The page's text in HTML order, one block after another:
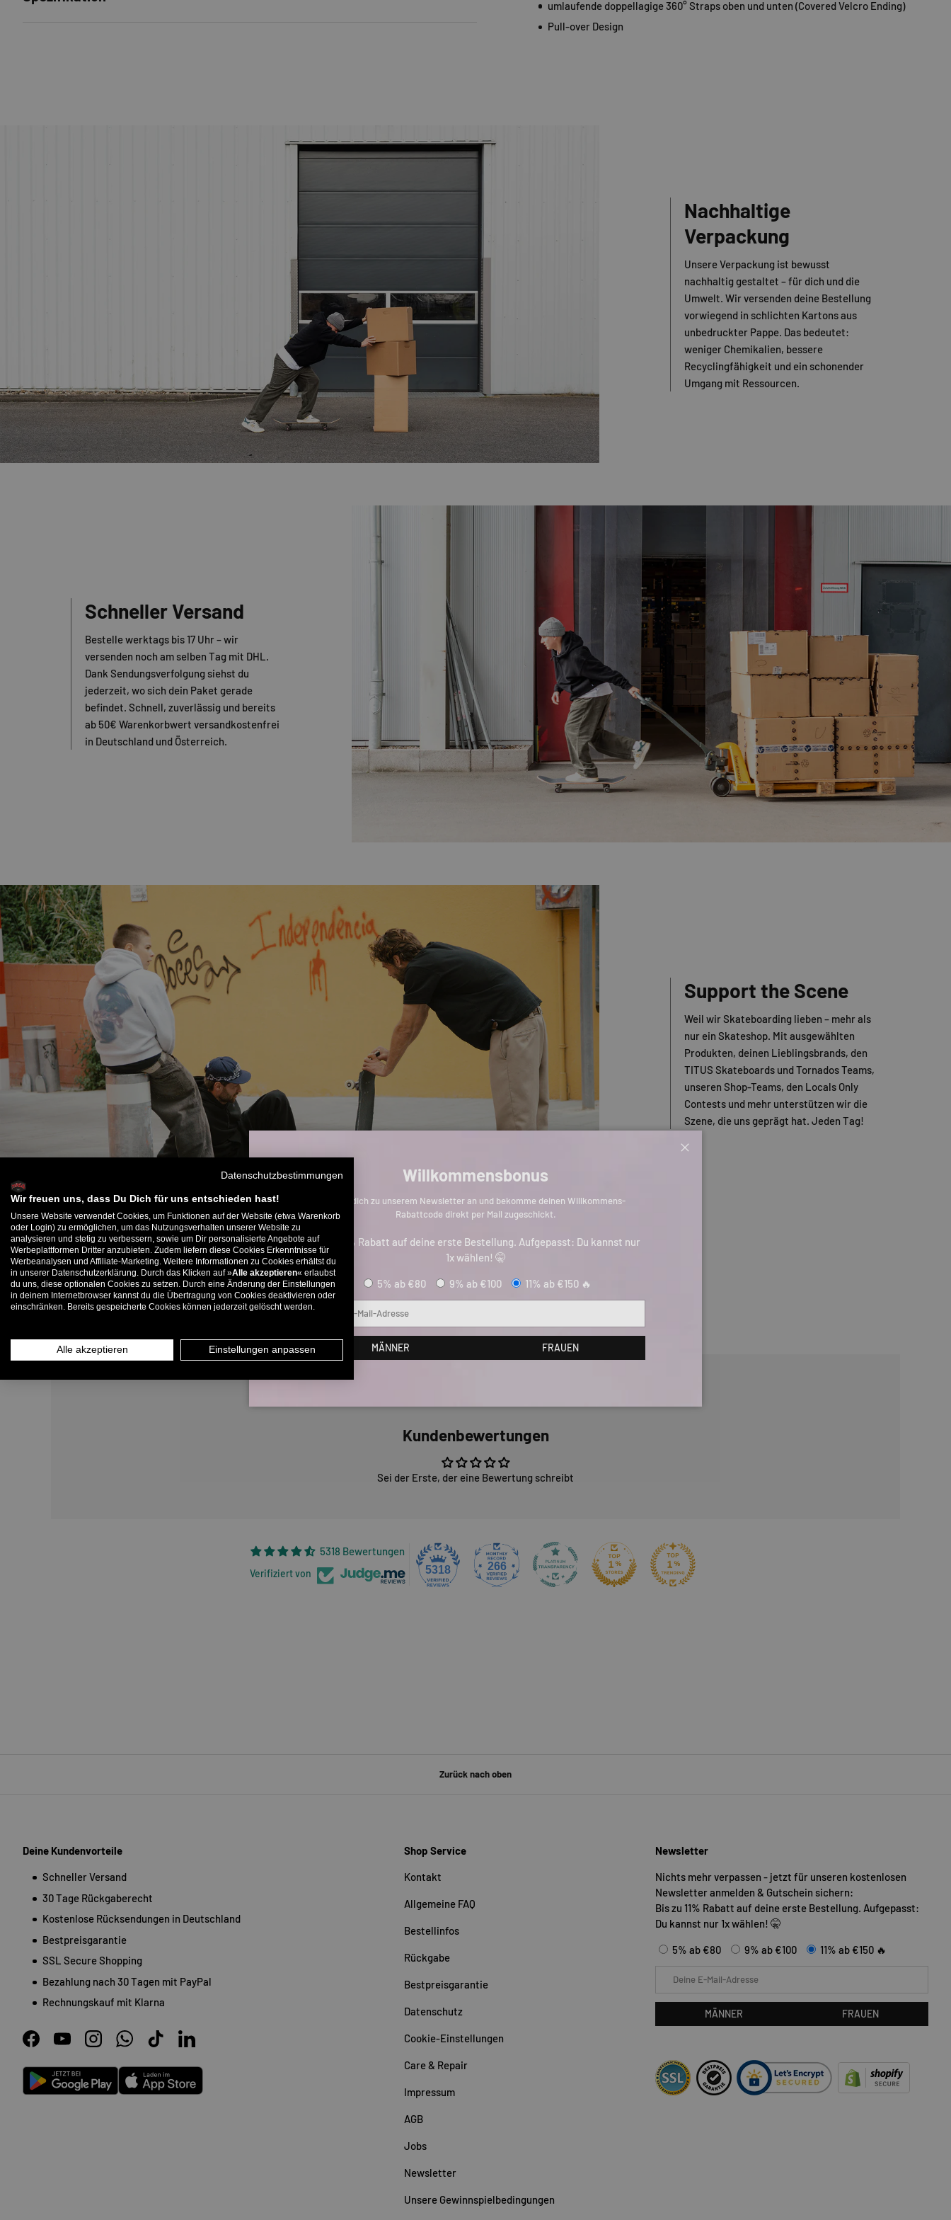
umlaufende doppellagige 360° Straps oben und unten (Covered Velcro Ending)
Pull-over Design
Nachhaltige
Verpackung
Unsere Verpackung ist bewusst
nachhaltig gestaltet – für dich und die
Umwelt. Wir versenden deine Bestellung
vorwiegend in schlichten Kartons aus
unbedruckter Pappe. Das bedeutet:
weniger Chemikalien, bessere
Recyclingfähigkeit und ein schonender
Umgang mit Ressourcen.
Schneller Versand
Bestelle werktags bis 17 Uhr – wir
versenden noch am selben Tag mit DHL.
Dank Sendungsverfolgung siehst du
jederzeit, wo sich dein Paket gerade
befindet. Schnell, zuverlässig und bereits
ab 50€ Warenkorbwert versandkostenfrei
in Deutschland und Österreich.
Support the Scene
Weil wir Skateboarding lieben – mehr als
nur ein Skateshop. Mit ausgewählten
Produkten, deinen Lieblingsbrands, den
TITUS Skateboards und Tornados Teams,
unseren Shop-Teams, den Locals Only
Contests und mehr unterstützen wir die
Szene, die uns geprägt hat. Jeden Tag!
Kundenbewertungen
Sei der Erste, der eine Bewertung schreibt
5318 Bewertungen
Verifiziert von 5318 266
Willkommensbonus
Melde dich zu unserem Newsletter an und bekomme deinen Willkommens-
Rabattcode direkt per Mail zugeschickt.
Bis zu 11% Rabatt auf deine erste Bestellung. Aufgepasst: Du kannst nur
1x wählen! 🤫
5% ab €80 9% ab €100 11% ab €150 🔥
E-Mail
MÄNNER FRAUEN
Zurück nach oben
Deine Kundenvorteile
Schneller Versand
30 Tage Rückgaberecht
Kostenlose Rücksendungen in Deutschland
Bestpreisgarantie
SSL Secure Shopping
Bezahlung nach 30 Tagen mit PayPal
Rechnungskauf mit Klarna
FacebookYouTubeInstagramWhatsAppTikTokLinkedIn
Android App Store
Shop Service
Kontakt
Allgemeine FAQ
Bestellinfos
Rückgabe
Bestpreisgarantie
Datenschutz
Cookie-Einstellungen
Care & Repair
Impressum
AGB
Jobs
Newsletter
Unsere Gewinnspielbedingungen
Newsletter
Nichts mehr verpassen - jetzt für unseren kostenlosen
Newsletter anmelden & Gutschein sichern:
Bis zu 11% Rabatt auf deine erste Bestellung. Aufgepasst:
Du kannst nur 1x wählen! 🤫
5% ab €80 9% ab €100 11% ab €150 🔥
MÄNNER FRAUEN
Datenschutzbestimmungen
Wir freuen uns, dass Du Dich für uns entschieden hast!
Unsere Website verwendet Cookies, um Funktionen auf der Website (etwa Warenkorb
oder Login) zu ermöglichen, um das Nutzungsverhalten unserer Website zu
analysieren und stetig zu verbessern, sowie um Dir personalisierte Angebote auf
Werbeplattformen Dritter anzubieten. Zudem liefern diese Cookies Erkenntnisse für
Werbeanalysen und Affiliate-Marketing. Weitere Informationen zu Cookies erhältst du
in unserer Datenschutzerklärung. Durch das Klicken auf »Alle akzeptieren« erlaubst
du uns, diese optionalen Cookies zu setzen. Durch eine Änderung der Einstellungen
in deinem Internetbrowser kannst du die Übertragung von Cookies deaktivieren oder
einschränken. Bereits gespeicherte Cookies können jederzeit gelöscht werden.
Alle akzeptieren Einstellungen anpassen